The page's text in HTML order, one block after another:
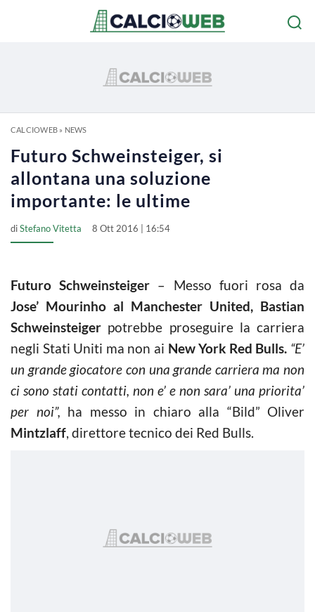
CALCIOWEB» NEWS
Futuro Schweinsteiger, si
allontana una soluzione
importante: le ultime
diStefano Vitetta 8 Ott 2016 | 16:54
Futuro Schweinsteiger – Messo fuori rosa da
Jose’ Mourinho al Manchester United, Bastian
Schweinsteiger potrebbe proseguire la carriera
negli Stati Uniti ma non ai New York Red Bulls. “E’
un grande giocatore con una grande carriera ma non
ci sono stati contatti, non e’ e non sara’ una priorita’
per noi”, ha messo in chiaro alla “Bild” Oliver
Mintzlaff, direttore tecnico dei Red Bulls.